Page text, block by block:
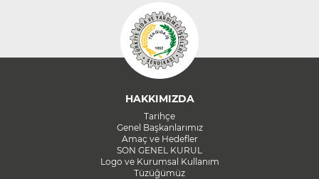
HAKKIMIZDA
Tarihçe
Genel Başkanlarımız
Amaç ve Hedefler
SON GENEL KURUL
Logo ve Kurumsal Kullanım
Tüzüğümüz